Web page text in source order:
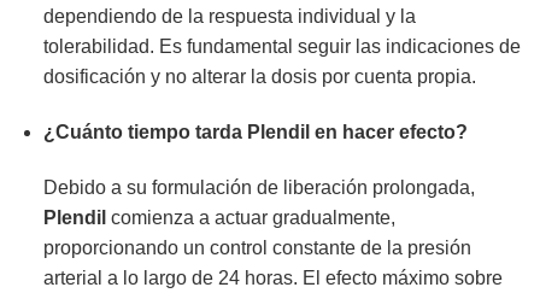
dependiendo de la respuesta individual y la
tolerabilidad. Es fundamental seguir las indicaciones de
dosificación y no alterar la dosis por cuenta propia.
¿Cuánto tiempo tarda Plendil en hacer efecto?
Debido a su formulación de liberación prolongada,
Plendil comienza a actuar gradualmente,
proporcionando un control constante de la presión
arterial a lo largo de 24 horas. El efecto máximo sobre